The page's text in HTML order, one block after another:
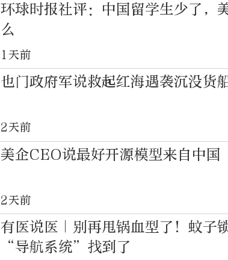
环球时报社评：中国留学生少了
么
1天前
也门政府军说救起红海遇袭沉没货
2天前
美企CEO说最好开源模型来自中国
2天前
有医说医｜别再甩锅血型了！蚊子
“导航系统”找到了